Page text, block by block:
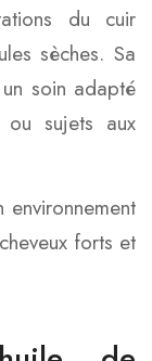
du cuir
sèches. Sa
soin adapté
ou sujets aux
forts et